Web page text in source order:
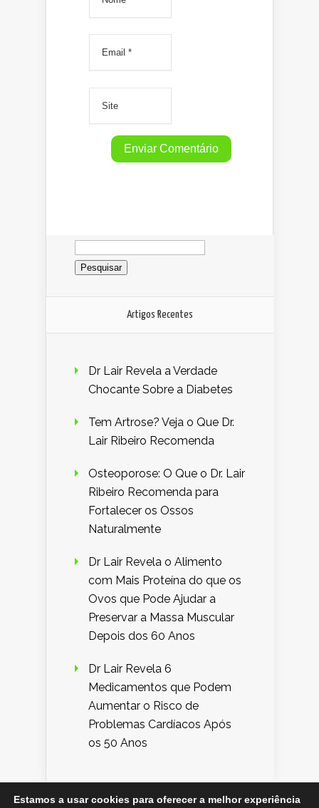
Pesquisar
por:
Artigos Recentes
Dr Lair Revela a Verdade
Chocante Sobre a Diabetes
Tem Artrose? Veja o Que Dr.
Lair Ribeiro Recomenda
Osteoporose: O Que o Dr. Lair
Ribeiro Recomenda para
Fortalecer os Ossos
Naturalmente
Dr Lair Revela o Alimento
com Mais Proteína do que os
Ovos que Pode Ajudar a
Preservar a Massa Muscular
Depois dos 60 Anos
Dr Lair Revela 6
Medicamentos que Podem
Aumentar o Risco de
Problemas Cardíacos Após
os 50 Anos
Estamos a usar cookies para oferecer a melhor experiência